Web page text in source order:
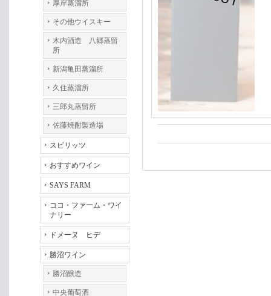
厚岸蒸溜所
その他ウイスキー
木内酒造 八郷蒸留
所
新潟亀田蒸溜所
久住蒸溜所
三郎丸蒸留所
佐藤焼酎製造場
スピリッツ
おすすめワイン
SAYS FARM
ココ・ファーム・ワイ
ナリー
ドメーヌ ヒデ
勝沼ワイン
勝沼醸造
中央葡萄酒